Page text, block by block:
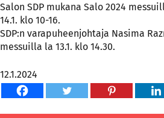
Salon SDP mukana Salo 2024
14.1. klo 10-16.
SDP:n varapuheenjohtaja Nasima
messuilla la 13.1. klo 14.30.
12.1.2024